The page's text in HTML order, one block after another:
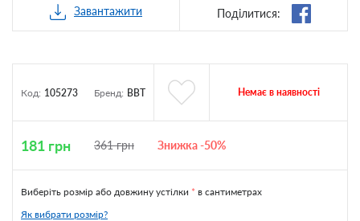
Завантажити Поділитися:
Код: 105273 Бренд: BBT Немає в наявності
181 грн 361грн Знижка -50%
Виберіть розмір або довжину устілки * в сантиметрах
Як вибрати розмір?